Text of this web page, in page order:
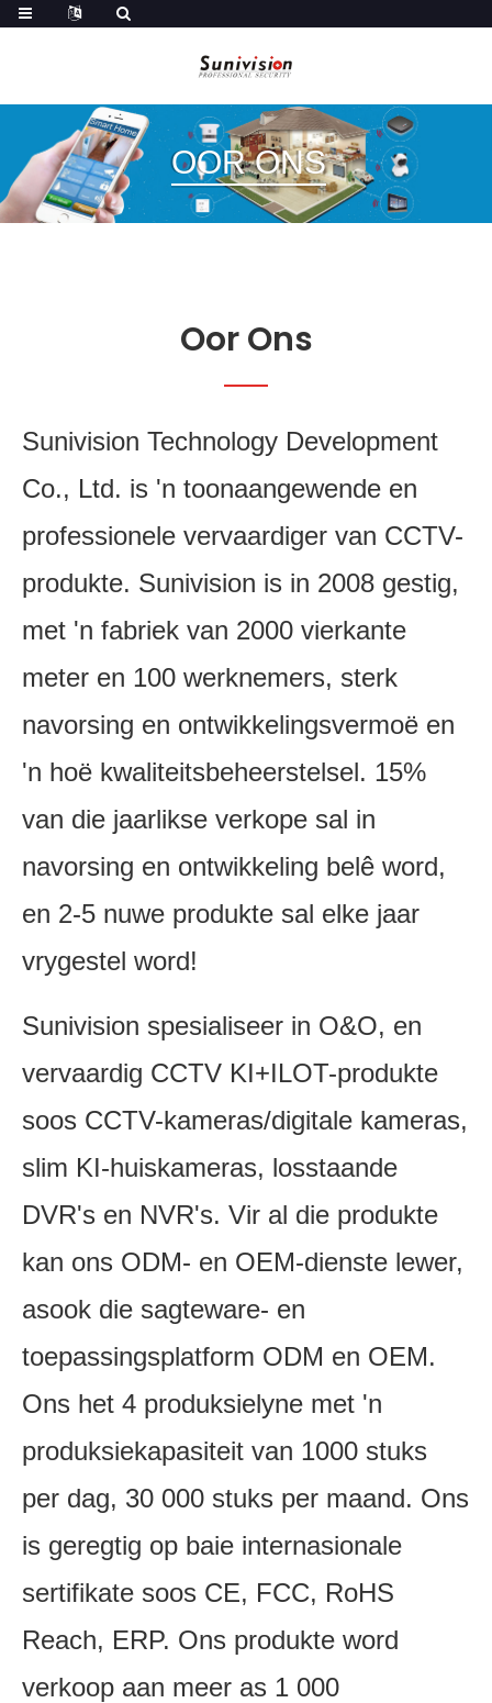
OOR ONS
Oor Ons
Sunivision Technology Development
Co., Ltd. is 'n toonaangewende en
professionele vervaardiger van CCTV-
produkte. Sunivision is in 2008 gestig,
met 'n fabriek van 2000 vierkante
meter en 100 werknemers, sterk
navorsing en ontwikkelingsvermoë en
'n hoë kwaliteitsbeheerstelsel. 15%
van die jaarlikse verkope sal in
navorsing en ontwikkeling belê word,
en 2-5 nuwe produkte sal elke jaar
vrygestel word!
Sunivision spesialiseer in O&O, en
vervaardig CCTV KI+ILOT-produkte
soos CCTV-kameras/digitale kameras,
slim KI-huiskameras, losstaande
DVR's en NVR's. Vir al die produkte
kan ons ODM- en OEM-dienste lewer,
asook die sagteware- en
toepassingsplatform ODM en OEM.
Ons het 4 produksielyne met 'n
produksiekapasiteit van 1000 stuks
per dag, 30 000 stuks per maand. Ons
is geregtig op baie internasionale
sertifikate soos CE, FCC, RoHS
Reach, ERP. Ons produkte word
verkoop aan meer as 1 000